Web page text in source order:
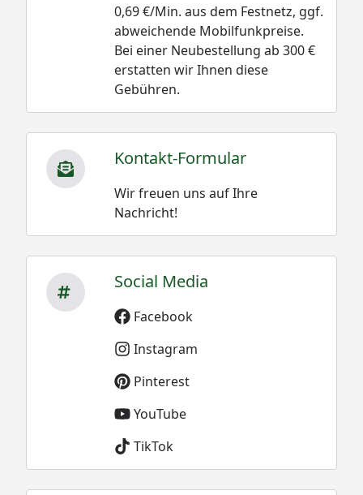
0,69 €/Min. aus dem Festnetz, ggf.
abweichende Mobilfunkpreise.
Bei einer Neubestellung ab 300 €
erstatten wir Ihnen diese
Gebühren.
Kontakt-Formular
Wir freuen uns auf Ihre
Nachricht!
Social Media
Facebook
Instagram
Pinterest
YouTube
TikTok